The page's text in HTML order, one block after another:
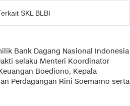
SKL BLBI
Bank Dagang Nasional Indonesia
selaku Menteri Koordinator
Boediono, Kepala
Perdagangan Rini Soemarno serta